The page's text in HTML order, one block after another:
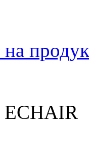
на
ECHAIR